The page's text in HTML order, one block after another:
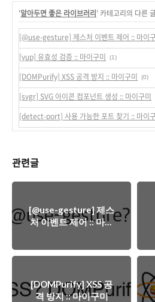
'알아두면 좋은 라이브러리' 카테고리의 다른
[@use-gesture] 제스처 이벤트 제어 :: 마이구
[yup] 유효성 검증 :: 마이구미 (1)
[DOMPurify] XSS 공격 방지 :: 마이구미 (0)
[svgr] SVG 아이콘 컴포넌트 생성 :: 마이구미
[detect-port] 사용 가능한 포트 찾기 :: 마이구
관련글
[@use-gesture] 제스
처 이벤트 제어 :: 마이
[DOMPurify] XSS 공
격 방지 :: 마이구미